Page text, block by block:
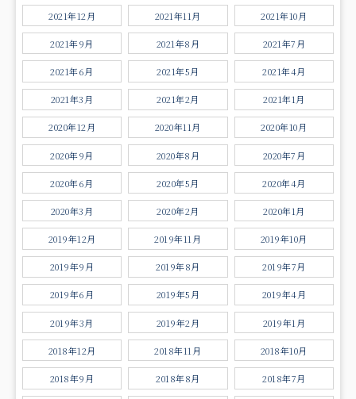
2021年12月 2021年11月 2021年10月
2021年9月 2021年8月 2021年7月
2021年6月 2021年5月 2021年4月
2021年3月 2021年2月 2021年1月
2020年12月 2020年11月 2020年10月
2020年9月 2020年8月 2020年7月
2020年6月 2020年5月 2020年4月
2020年3月 2020年2月 2020年1月
2019年12月 2019年11月 2019年10月
2019年9月 2019年8月 2019年7月
2019年6月 2019年5月 2019年4月
2019年3月 2019年2月 2019年1月
2018年12月 2018年11月 2018年10月
2018年9月 2018年8月 2018年7月